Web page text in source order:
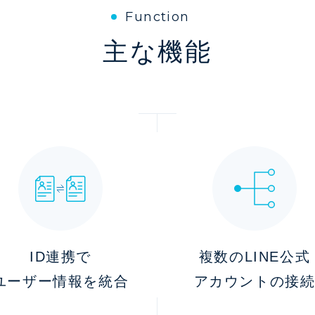
Function
主な機能
ID連携で
ーザー情報を統合
複数のLINE公式
アカウントの接続